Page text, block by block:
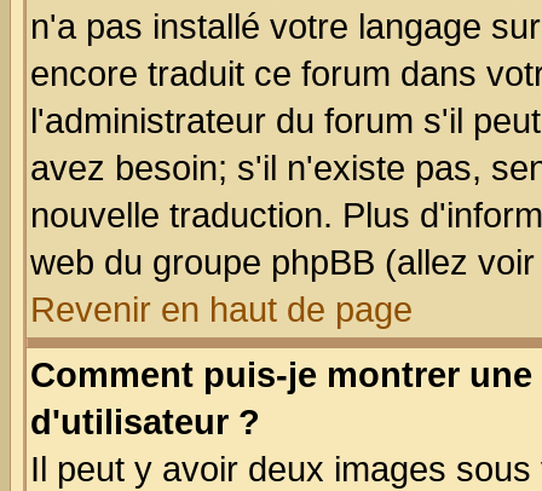
n'a pas installé votre langage
encore traduit ce forum dans
l'administrateur du forum s'il
avez besoin; s'il n'existe pas,
nouvelle traduction. Plus
web du groupe phpBB (allez
Revenir en haut de page
Comment puis-je montrer
d'utilisateur ?
Il peut y avoir deux images